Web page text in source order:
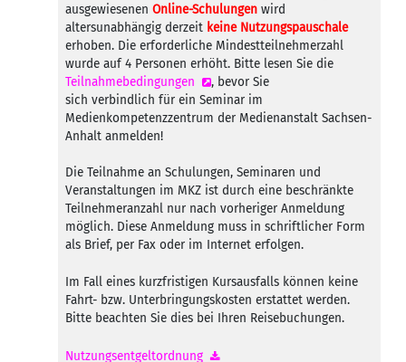
ausgewiesenen Online-Schulungen wird
altersunabhängig derzeit keine Nutzungspauschale
erhoben. Die erforderliche Mindestteilnehmerzahl
wurde auf 4 Personen erhöht. Bitte lesen Sie die
Teilnahmebedingungen
, bevor Sie
sich verbindlich für ein Seminar im
Medienkompetenzzentrum der Medienanstalt Sachsen-
Anhalt anmelden!
Die Teilnahme an Schulungen, Seminaren und
Veranstaltungen im MKZ ist durch eine beschränkte
Teilnehmeranzahl nur nach vorheriger Anmeldung
möglich. Diese Anmeldung muss in schriftlicher Form
als Brief, per Fax oder im Internet erfolgen.
Im Fall eines kurzfristigen Kursausfalls können keine
Fahrt- bzw. Unterbringungskosten erstattet werden.
Bitte beachten Sie dies bei Ihren Reisebuchungen.
Nutzungsentgeltordnung